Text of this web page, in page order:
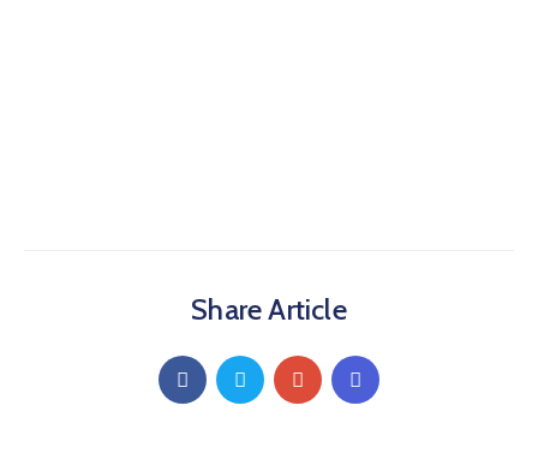
Share Article